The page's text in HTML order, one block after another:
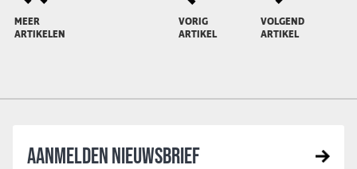
MEER
ARTIKELEN
VORIG
ARTIKEL
VOLGEND
ARTIKEL
AANMELDEN NIEUWSBRIEF